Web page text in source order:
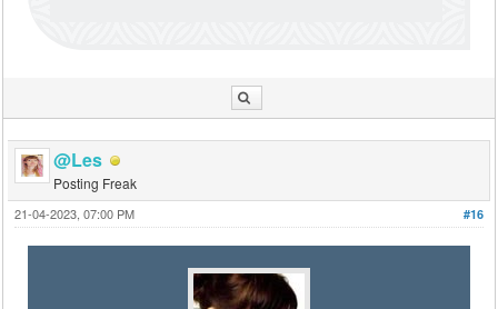
@Les
Posting Freak
#16
21-04-2023, 07:00 PM